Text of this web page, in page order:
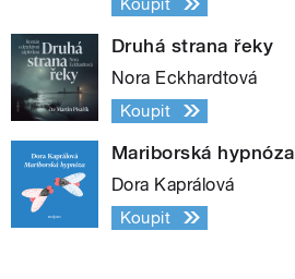
Koupit
Druhá strana řeky
Nora Eckhardtová
Koupit
Mariborská hypnóza
Dora Kaprálová
Koupit